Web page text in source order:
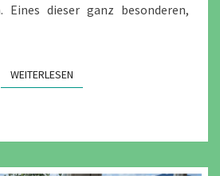
Eines dieser ganz besonderen,
WEITERLESENWEITERLESEN